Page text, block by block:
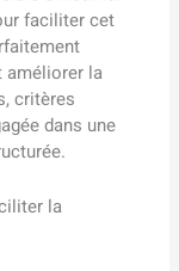
faciliter cet
améliorer la
critères
dans une
la